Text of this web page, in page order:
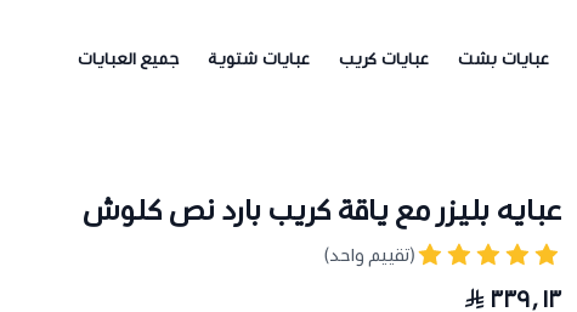
عبايات بشت عبايات كريب عبايات شتوية جميع العبايات
عبايه بليزر مع ياقة كريب بارد نص كلوش
(تقييم واحد)
٣٣٩٫١٣